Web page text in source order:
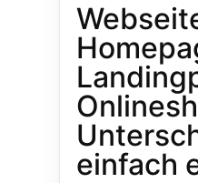
einfach